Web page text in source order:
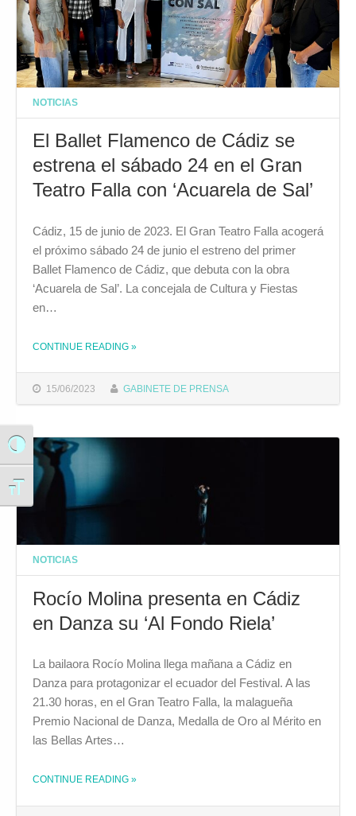
Alternar alto contraste
Alternar tamaño de letra
NOTICIAS
El Ballet Flamenco de Cádiz se
estrena el sábado 24 en el Gran
Teatro Falla con ‘Acuarela de Sal’
15/06/2023 GABINETE DE PRENSA
Cádiz, 15 de junio de 2023. El Gran Teatro Falla acogerá
el próximo sábado 24 de junio el estreno del primer
Ballet Flamenco de Cádiz, que debuta con la obra
‘Acuarela de Sal’. La concejala de Cultura y Fiestas
en…
CONTINUE READING THE "EL BALLET FLAMENCO DE CÁDIZ SE ESTRENA EL SÁBADO 24 EN EL GRAN TEATRO FALLA CON ‘ACUARELA DE SAL’"
»
NOTICIAS
Rocío Molina presenta en Cádiz
en Danza su ‘Al Fondo Riela’
La bailaora Rocío Molina llega mañana a Cádiz en
Danza para protagonizar el ecuador del Festival. A las
21.30 horas, en el Gran Teatro Falla, la malagueña
Premio Nacional de Danza, Medalla de Oro al Mérito en
las Bellas Artes…
CONTINUE READING THE "ROCÍO MOLINA PRESENTA EN CÁDIZ EN DANZA SU ‘AL FONDO RIELA’"
»